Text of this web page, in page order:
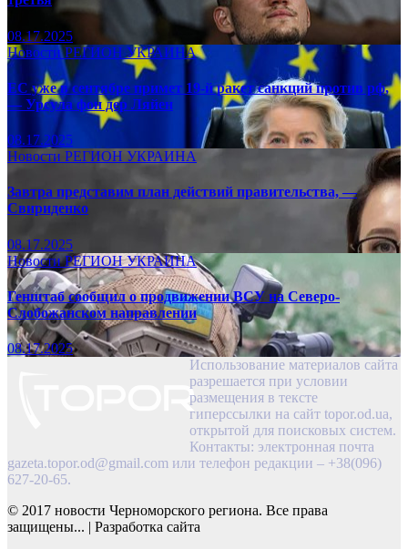
08.17.2025
НовостиРЕГИОНУКРАИНА
ЕС уже в сентябре примет 19-й ракет санкций против рф,
— Урсула фон дер Ляйен
08.17.2025
Новости РЕГИОН УКРАИНА
Завтра представим план действий правительства, —
Свириденко
08.17.2025
НовостиРЕГИОНУКРАИНА
Генштаб сообщил о продвижении ВСУ на Северо-
Слобожанском направлении
08.17.2025
Использование материалов сайта
разрешается при условии
размещения в тексте
гиперссылки на сайт topor.od.ua,
открытой для поисковых систем.
Контакты: электронная почта
gazeta.topor.od@gmail.com или телефон редакции – +38(096)
627-20-65.
© 2017 новости Черноморского региона. Все права
защищены... | Разработка сайта